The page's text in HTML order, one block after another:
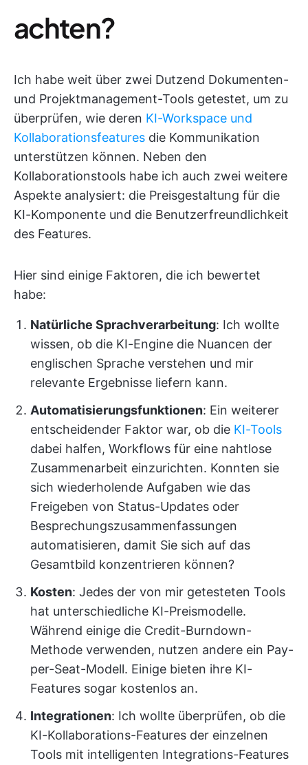
achten?
Ich habe weit über zwei Dutzend Dokumenten-
und Projektmanagement-Tools getestet, um zu
überprüfen, wie deren KI-Workspace und
Kollaborationsfeatures die Kommunikation
unterstützen können. Neben den
Kollaborationstools habe ich auch zwei weitere
Aspekte analysiert: die Preisgestaltung für die
KI-Komponente und die Benutzerfreundlichkeit
des Features.
Hier sind einige Faktoren, die ich bewertet
habe:
Natürliche Sprachverarbeitung: Ich wollte
wissen, ob die KI-Engine die Nuancen der
englischen Sprache verstehen und mir
relevante Ergebnisse liefern kann.
Automatisierungsfunktionen: Ein weiterer
entscheidender Faktor war, ob die KI-Tools
dabei halfen, Workflows für eine nahtlose
Zusammenarbeit einzurichten. Konnten sie
sich wiederholende Aufgaben wie das
Freigeben von Status-Updates oder
Besprechungszusammenfassungen
automatisieren, damit Sie sich auf das
Gesamtbild konzentrieren können?
Kosten: Jedes der von mir getesteten Tools
hat unterschiedliche KI-Preismodelle.
Während einige die Credit-Burndown-
Methode verwenden, nutzen andere ein Pay-
per-Seat-Modell. Einige bieten ihre KI-
Features sogar kostenlos an.
Integrationen: Ich wollte überprüfen, ob die
KI-Kollaborations-Features der einzelnen
Tools mit intelligenten Integrations-Features